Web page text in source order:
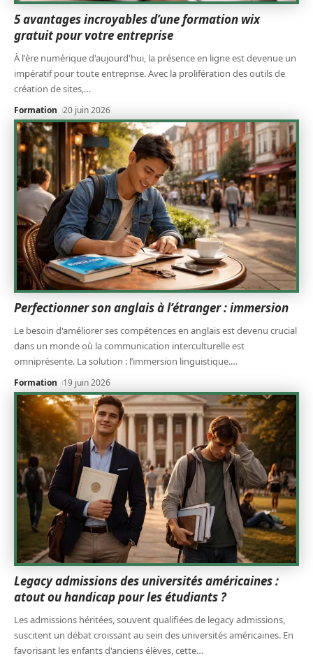
5 avantages incroyables d’une formation wix
gratuit pour votre entreprise
À l'ère numérique d'aujourd'hui, la présence en ligne est devenue un
impératif pour toute entreprise. Avec la prolifération des outils de
création de sites, …
Formation 20 juin 2026
Perfectionner son anglais à l’étranger : immersion
Le besoin d'améliorer ses compétences en anglais est devenu crucial
dans un monde où la communication interculturelle est
omniprésente. La solution : l’immersion linguistique.…
Formation 19 juin 2026
Legacy admissions des universités américaines :
atout ou handicap pour les étudiants ?
Les admissions héritées, souvent qualifiées de legacy admissions,
suscitent un débat croissant au sein des universités américaines. En
favorisant les enfants d'anciens élèves, cette…